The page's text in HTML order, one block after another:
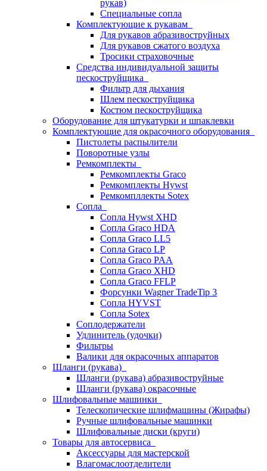
рукав)
Специальные сопла
Комплектующие к рукавам
Для рукавов абразивоструйных
Для рукавов сжатого воздуха
Тросики страховочные
Средства индивидуальной защиты
пескоструйщика
Фильтр для дыхания
Шлем пескоструйщика
Костюм пескоструйщика
Оборудование для штукатурки и шпаклевки
Комплектующие для окрасочного оборудования
Пистолеты распылители
Поворотные узлы
Ремкомплекты
Ремкомплекты Graco
Ремкомплекты Hywst
Ремкомпллекты Sotex
Сопла
Сопла Hywst XHD
Сопла Graco HDA
Сопла Graco LL5
Сопла Graco LP
Сопла Graco PAA
Сопла Graco XHD
Сопла Graco FFLP
Форсунки Wagner TradeTip 3
Сопла HYVST
Сопла Sotex
Соплодержатели
Удлинитель (удочки)
Фильтры
Валики для окрасочных аппаратов
Шланги (рукава)
Шланги (рукава) абразивоструйные
Шланги (рукава) окрасочные
Шлифовальные машинки
Телескопические шлифмашины (Жирафы)
Ручные шлифовальные машинки
Шлифовальные диски (круги)
Товары для автосервиса
Аксессуары для мастерской
Влагомаслоотделители